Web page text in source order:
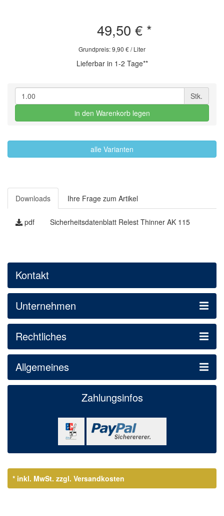
49,50 € *
Grundpreis: 9,90 € / Liter
Lieferbar in 1-2 Tage**
Stk.
in den Warenkorb legen
alle Varianten
Downloads Ihre Frage zum Artikel
pdf Sicherheitsdatenblatt Relest Thinner AK 115
Kontakt
Unternehmen
Rechtliches
Allgemeines
Zahlungsinfos
* inkl. MwSt. zzgl. Versandkosten